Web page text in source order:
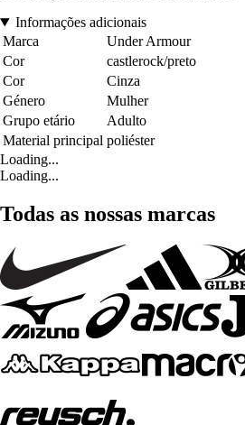
Informações adicionais
Marca
Under Armour
Cor
castlerock/preto
Cor
Cinza
Género
Mulher
Grupo etário
Adulto
Material principal poliéster
Loading...
Loading...
Todas as nossas marcas